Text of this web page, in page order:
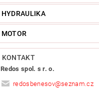
HYDRAULIKA
MOTOR
KONTAKT
Redos spol. s r. o.
redosbenesov@seznam.cz